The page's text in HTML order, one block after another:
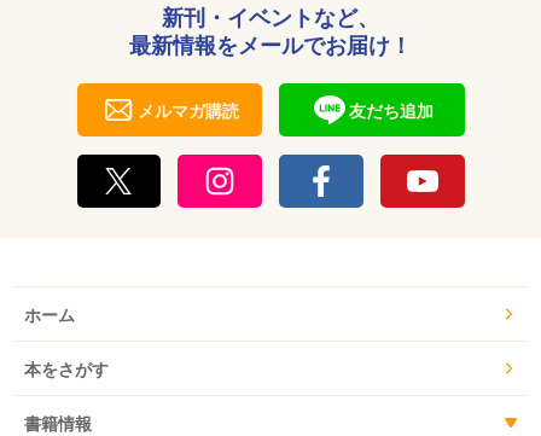
新刊・イベントなど、
最新情報をメールでお届け！
メルマガ購読 友だち追加
ホーム
本をさがす
書籍情報